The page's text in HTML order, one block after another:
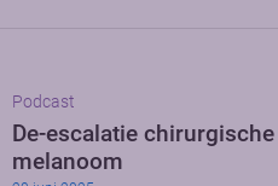
Podcast
De-escalatie
melanoom